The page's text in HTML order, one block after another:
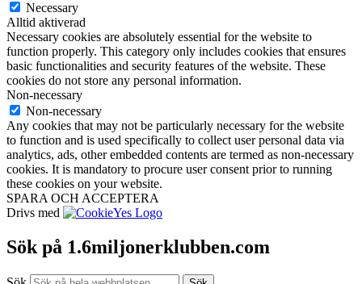
Necessary
Alltid aktiverad
Necessary cookies are absolutely essential for the website to
function properly. This category only includes cookies that ensures
basic functionalities and security features of the website. These
cookies do not store any personal information.
Non-necessary
Non-necessary
Any cookies that may not be particularly necessary for the website
to function and is used specifically to collect user personal data via
analytics, ads, other embedded contents are termed as non-necessary
cookies. It is mandatory to procure user consent prior to running
these cookies on your website.
SPARA OCH ACCEPTERA
Drivs med
Sök på 1.6miljonerklubben.com